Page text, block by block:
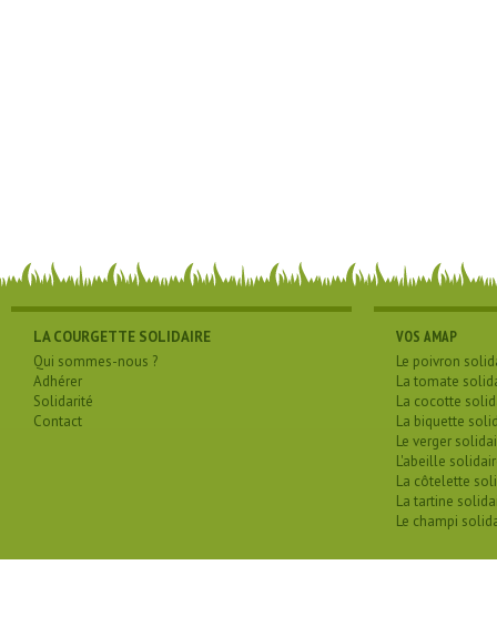
LA COURGETTE SOLIDAIRE
Qui sommes-nous ?
Adhérer
Solidarité
Contact
VOS AMAP
Le poivron
La tomate
La cocotte
La biquette
Le verger
L'abeille
La côtelette
La tartine
Le champi